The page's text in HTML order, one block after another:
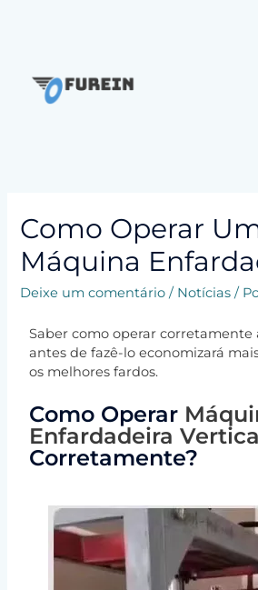
Como Operar
Máquina
Deixe um comentário / Notícias /
Saber como operar corretamente
antes de fazê-lo economizará
os melhores fardos.
Como Operar
Enfardadeira
Corretamente?